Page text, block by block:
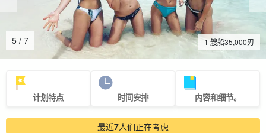
5 / 7 1 艘船35,000刃
计划特点 时间安排 内容和细节。
最近7人们正在考虑